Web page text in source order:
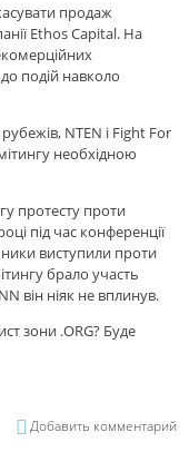
продаж
Ethos Capital. На
подій навколо
NTEN і Fight For
необхідною
протесту проти
під час конференції
виступили проти
брало участь
він ніяк не вплинув.
зони .ORG? Буде
Добавить комментарий